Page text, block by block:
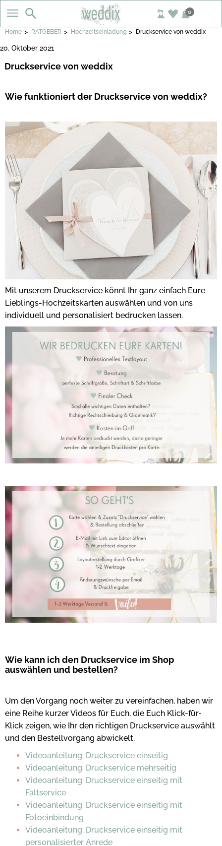
0
Home > RATGEBER > Hochzeitseinladung > Druckservice von weddix
20. Oktober 2021
Druckservice von weddix
Wie funktioniert der Druckservice von weddix?
Mit unserem Druckservice könnt Ihr ganz einfach Eure
Lieblings-Hochzeitskarten auswählen und von uns
individuell und personalisiert bedrucken lassen.
Wie kann ich den Druckservice im Shop
auswählen und bestellen?
Um den Vorgang noch weiter zu vereinfachen, haben wir
eine Reihe kurzer Videos für Euch, die Euch Klick-für-
Klick zeigen, wie Ihr den richtigen Druckservice auswählt
und den Bestellvorgang abwickelt.
Videoanleitung: Druckservice einseitig
Videoanleitung: Druckservice mehrseitig
Videoanleitung: Druckservice einseitig mit
Faltservice
Videoanleitung: Druckservice einseitig mit
Fotoeinbindung
Videoanleitung: Druckservice einseitig mit
personalisierter Anrede